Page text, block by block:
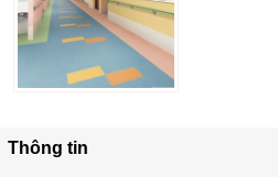
Thông tin